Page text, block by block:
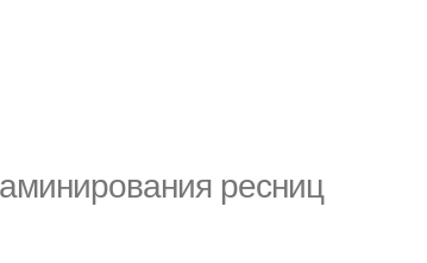
ресниц